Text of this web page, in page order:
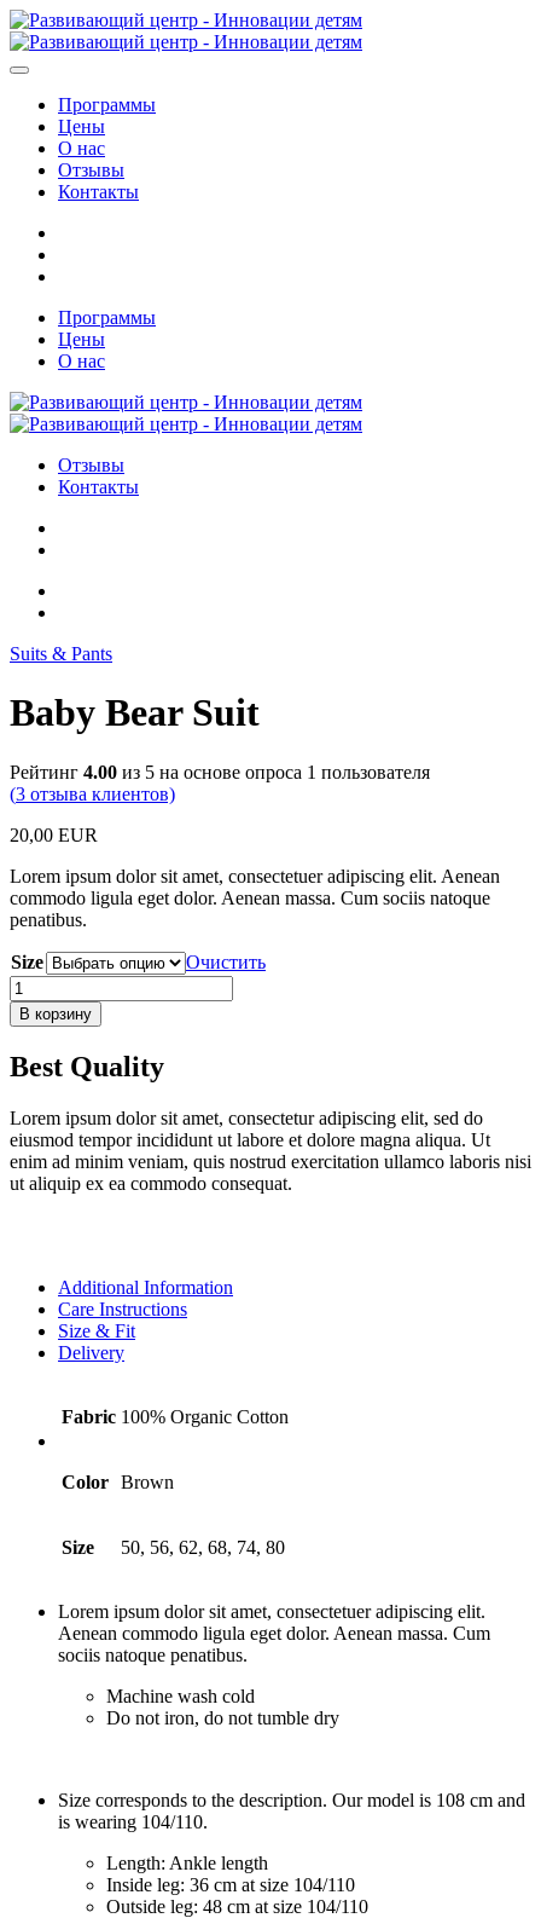
Программы
Цены
О нас
Отзывы
Контакты
Программы
Цены
О нас
Отзывы
Контакты
Suits & Pants
Baby Bear Suit
Рейтинг 4.00 из 5 на основе опроса 1 пользователя
(3 отзыва клиентов)
20,00 EUR
Lorem ipsum dolor sit amet, consectetuer adipiscing elit. Aenean
commodo ligula eget dolor. Aenean massa. Cum sociis natoque
penatibus.
Size
Очистить
Количество
товара
Baby
Suit
В корзину
Best Quality
Lorem ipsum dolor sit amet, consectetur adipiscing elit, sed do
eiusmod tempor incididunt ut labore et dolore magna aliqua. Ut
enim ad minim veniam, quis nostrud exercitation ullamco laboris nisi
ut aliquip ex ea commodo consequat.
Additional Information
Care Instructions
Size & Fit
Delivery
Fabric 100% Organic Cotton
Color Brown
Size 50, 56, 62, 68, 74, 80
Lorem ipsum dolor sit amet, consectetuer adipiscing elit.
Aenean commodo ligula eget dolor. Aenean massa. Cum
sociis natoque penatibus.
Machine wash cold
Do not iron, do not tumble dry
Size corresponds to the description. Our model is 108 cm and
is wearing 104/110.
Length: Ankle length
Inside leg: 36 cm at size 104/110
Outside leg: 48 cm at size 104/110